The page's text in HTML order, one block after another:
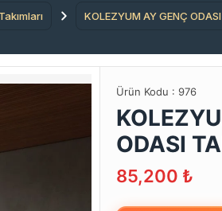
KOLEZYUM AY GENÇ
Ürün Kodu : 976
ODASI
85,200 ₺